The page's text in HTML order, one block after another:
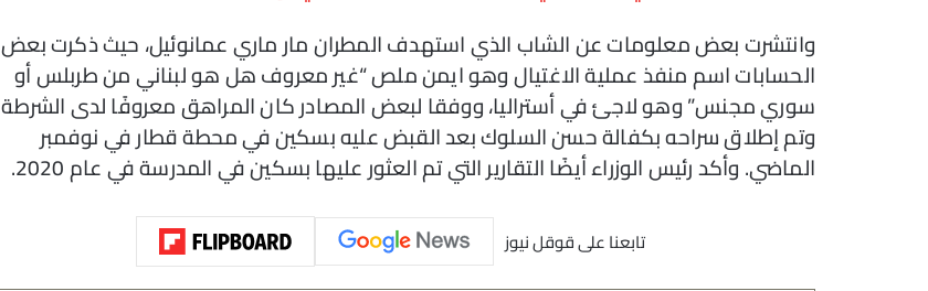
وانتشرت بعض معلومات عن الشاب الذي استهدف المطران مار ماري عمانوئيل، حيث ذكرت بعض
الحسابات اسم منفذ عملية الاغتيال وهو ايمن ملص “غير معروف هل هو لبناني من طربلس أو
سوري مجنس” وهو لاجئ في أستراليا، ووفقا لبعض المصادر كان المراهق معروفًا لدى الشرطة
وتم إطلاق سراحه بكفالة حسن السلوك بعد القبض عليه بسكين في محطة قطار في نوفمبر
الماضي. وأكد رئيس الوزراء أيضًا التقارير التي تم العثور عليها بسكين في المدرسة في عام 2020.
تابعنا على قوقل نيوز